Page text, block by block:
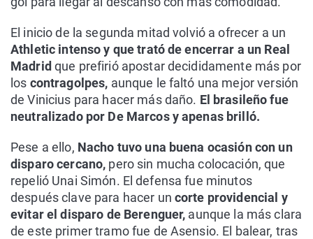
El inicio de la segunda mitad volvió a ofrecer a un
Athletic intenso y que trató de encerrar a un Real
Madrid que prefirió apostar decididamente más por
los contragolpes, aunque le faltó una mejor versión
de Vinicius para hacer más daño. El brasileño fue
neutralizado por De Marcos y apenas brilló.
Pese a ello, Nacho tuvo una buena ocasión con un
disparo cercano, pero sin mucha colocación, que
repelió Unai Simón. El defensa fue minutos
después clave para hacer un corte providencial y
evitar el disparo de Berenguer, aunque la más clara
de este primer tramo fue de Asensio. El balear, tras